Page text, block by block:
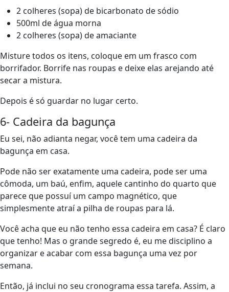
2 colheres (sopa) de bicarbonato de sódio
500ml de água morna
2 colheres (sopa) de amaciante
Misture todos os itens, coloque em um frasco com
borrifador. Borrife nas roupas e deixe elas arejando até
secar a mistura.
Depois é só guardar no lugar certo.
6- Cadeira da bagunça
Eu sei, não adianta negar, você tem uma cadeira da
bagunça em casa.
Pode não ser exatamente uma cadeira, pode ser uma
cômoda, um baú, enfim, aquele cantinho do quarto que
parece que possuí um campo magnético, que
simplesmente atraí a pilha de roupas para lá.
Você acha que eu não tenho essa cadeira em casa? É claro
que tenho! Mas o grande segredo é, eu me disciplino a
organizar e acabar com essa bagunça uma vez por
semana.
Então, já inclui no seu cronograma essa tarefa. Assim, a